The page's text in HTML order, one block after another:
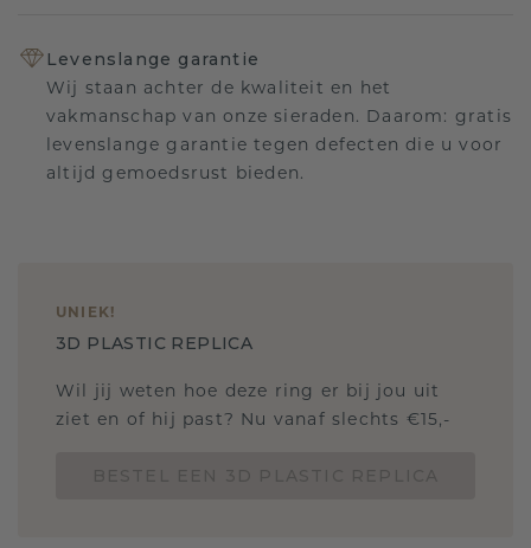
Levenslange garantie
Wij staan achter de kwaliteit en het
vakmanschap van onze sieraden. Daarom: gratis
levenslange garantie tegen defecten die u voor
altijd gemoedsrust bieden.
UNIEK!
3D PLASTIC REPLICA
Wil jij weten hoe deze ring er bij jou uit
ziet en of hij past? Nu vanaf slechts €15,-